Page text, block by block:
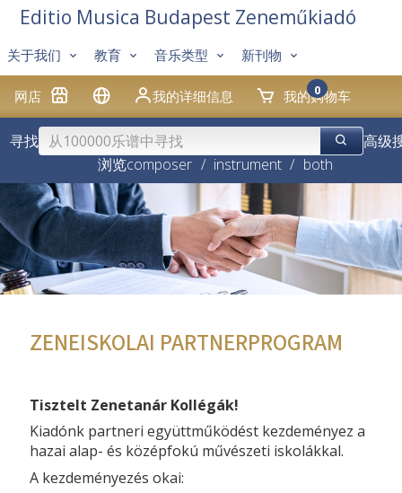
网店 我的详细信息 我的购物车
0
关于我们 教育 音乐类型 新刊物
Editio Musica Budapest Zeneműkiadó
寻找
高级
浏览composer / instrument / both
ZENEISKOLAI PARTNERPROGRAM
Tisztelt Zenetanár Kollégák!
Kiadónk partneri együttműködést kezdeményez a
hazai alap- és középfokú művészeti iskolákkal.
A kezdeményezés okai: